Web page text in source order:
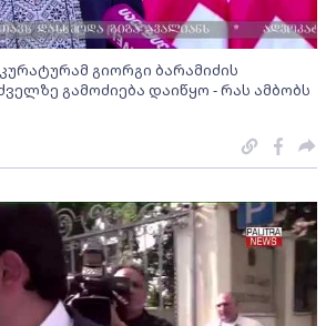
გიორგი ბარამიძის
გამოძიება დაიწყო - რას ამბობს